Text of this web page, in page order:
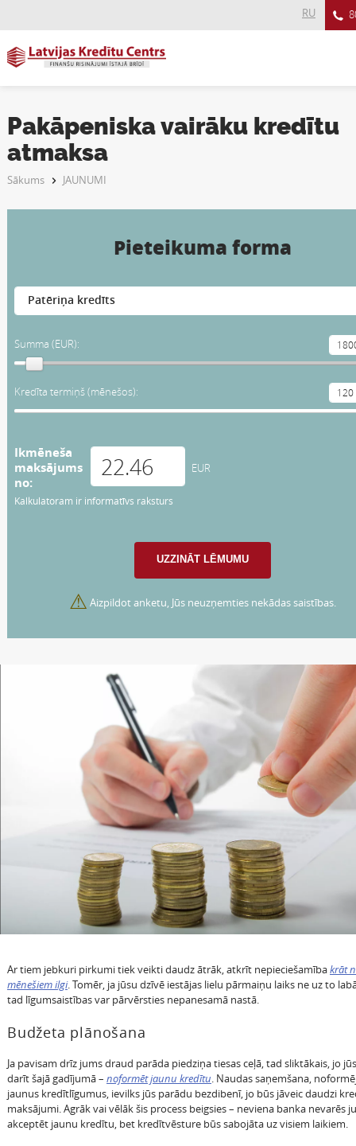
RU
Pakāpeniska vairāku kredītu
atmaksa
Sākums JAUNUMI
Pieteikuma forma
Summa (EUR):
Kredīta termiņš (mēnešos):
Ikmēneša
maksājums
no:
EUR
Kalkulatoram ir informatīvs raksturs
⚠ Aizpildot anketu, Jūs neuzņemties nekādas saistības.
Ar tiem jebkuri pirkumi tiek veikti daudz ātrāk, atkrīt nepieciešamībakrāt
mēnešiem ilgi. Tomēr, ja jūsu dzīvē iestājas lielu pārmaiņu laiks ne uz to
tad līgumsaistības var pārvērsties nepanesamā nastā.
Budžeta plānošana
Ja pavisam drīz jums draud parāda piedziņa tiesas ceļā, tad sliktākais, jo
darīt šajā gadījumā – noformēt jaunu kredītu. Naudas saņemšana,
jaunus kredītlīgumus, ievilks jūs parādu bezdibenī, jo būs jāveic daudzi
maksājumi. Agrāk vai vēlāk šis process beigsies – neviena banka nevarēs
akceptēt jaunu kredītu, bet kredītvēsture būs sabojāta uz visiem laikiem.